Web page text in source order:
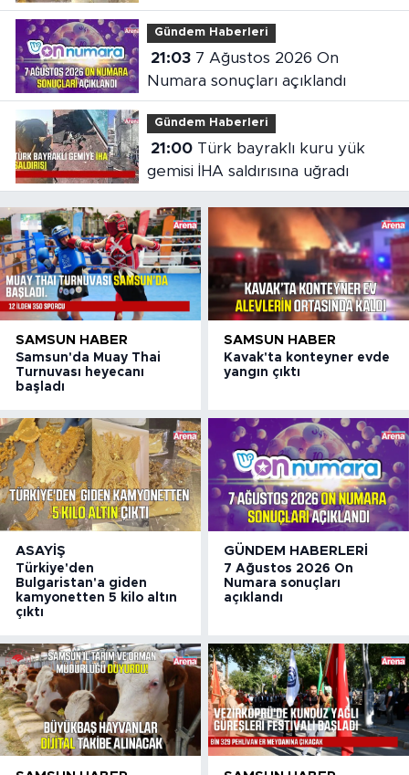
çıktı
Gündem Haberleri
21:037 Ağustos 2026 On
Numara sonuçları açıklandı
Gündem Haberleri
21:00Türk bayraklı kuru yük
gemisi İHA saldırısına uğradı
SAMSUN HABER
Samsun'da Muay Thai
Turnuvası heyecanı
başladı
SAMSUN HABER
Kavak'ta konteyner evde
yangın çıktı
ASAYIŞ
Türkiye'den
Bulgaristan'a giden
kamyonetten 5 kilo altın
çıktı
GÜNDEM HABERLERI
7 Ağustos 2026 On
Numara sonuçları
açıklandı